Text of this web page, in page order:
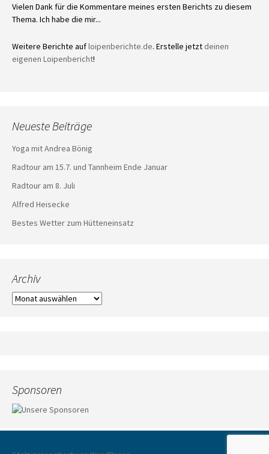
Vielen Dank für die Kommentare meines ersten Berichts zu diesem
Thema. Ich habe die mir...
Weitere Berichte aufloipenberichte.de. Erstelle jetzt deinen
eigenen Loipenbericht!
Neueste Beiträge
Yoga mit Andrea Bönig
Radtour am 15.7. und Tannheim Ende Januar
Radtour am 8. Juli
Alfred Heisecke
Bestes Wetter zum Hütteneinsatz
Archiv
Archiv
Sponsoren